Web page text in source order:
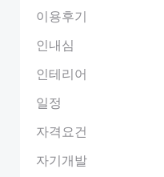
이용후기
인내심
인테리어
일정
자격요건
자기개발